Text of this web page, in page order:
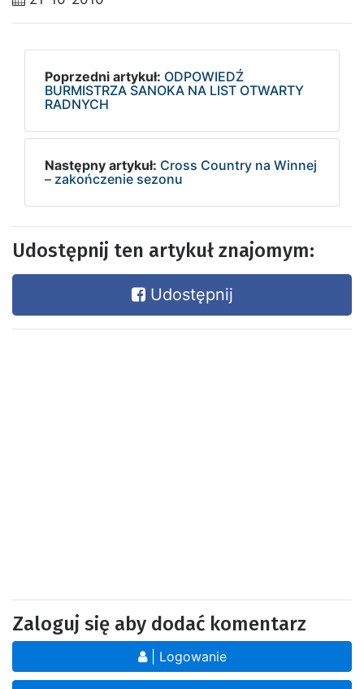
Poprzedni artykuł: ODPOWIEDŹ
BURMISTRZA SANOKA NA LIST OTWARTY
RADNYCH
Następny artykuł: Cross Country na Winnej
– zakończenie sezonu
Udostępnij ten artykuł znajomym:
Udostępnij
Zaloguj się aby dodać komentarz
| Logowanie